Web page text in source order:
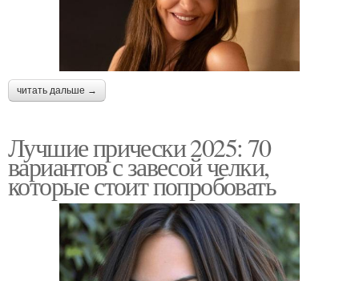
читать дальше →
Лучшие прически 2025: 70
вариантов с завесой челки,
которые стоит попробовать